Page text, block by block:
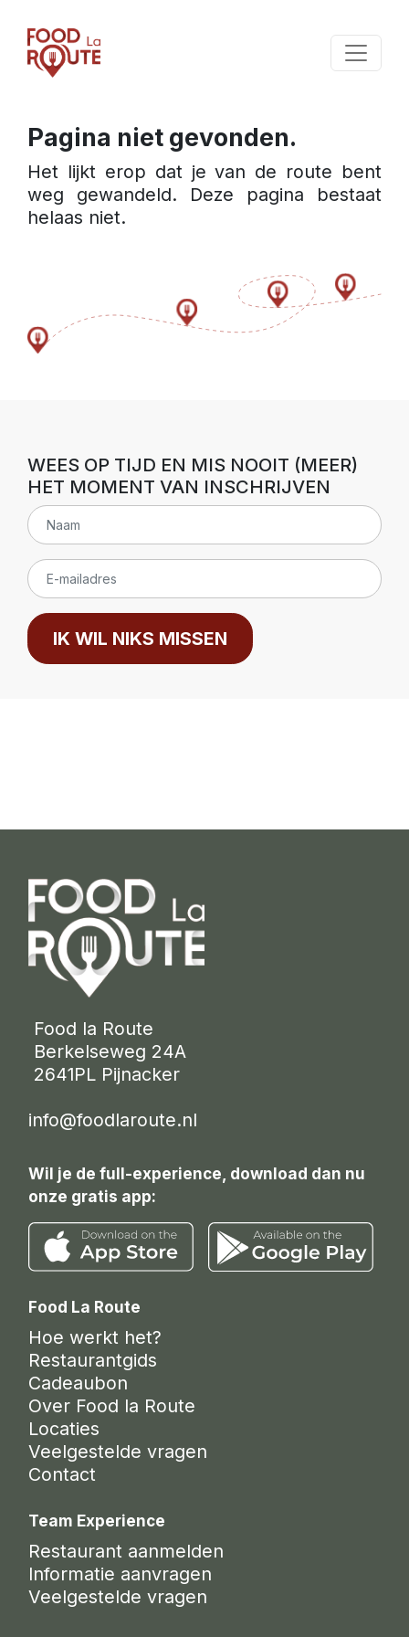
Pagina niet gevonden.
Het lijkt erop dat je van de route bent
weg gewandeld. Deze pagina bestaat
helaas niet.
WEES OP TIJD EN MIS NOOIT (MEER)
HET MOMENT VAN INSCHRIJVEN
IK WIL NIKS MISSEN
Food la Route
Berkelseweg 24A
2641PL Pijnacker
info@foodlaroute.nl
Wil je de full-experience, download dan nu
onze gratis app:
Food La Route
Hoe werkt het?
Restaurantgids
Cadeaubon
Over Food la Route
Locaties
Veelgestelde vragen
Contact
Team Experience
Restaurant aanmelden
Informatie aanvragen
Veelgestelde vragen